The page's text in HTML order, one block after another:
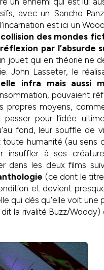
avec un Sancho
est ici un
collision des mondes
par l’absurde
jouet qui en théorie ne
John Lasseter, le
infra mais aussi
pouvaient
propres moyens,
pour l’idée
fond, leur souffle de
humanité (au sens
insuffler à ses
dans les deux films
(ce dont le
et devient
qui dès qu’elle voit une
la rivalité Buzz/Woody)